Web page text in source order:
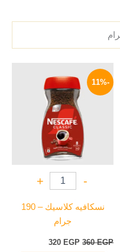
-11%
-
+
نسكافيه كلاسيك – 190
جرام
360EGP
الأصلي
هو:
360 EGP.
320 EGP
الحالي
هو:
320 EGP.